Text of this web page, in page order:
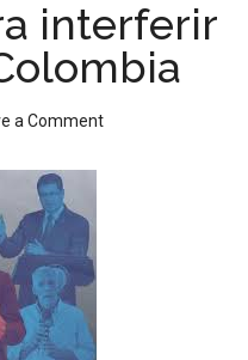
interferir
a Comment